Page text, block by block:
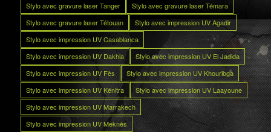
Stylo avec gravure laser Tanger
Stylo avec gravure laser Témara
Stylo avec gravure laser Tétouan
Stylo avec impression UV Agadir
Stylo avec impression UV Casablanca
Stylo avec impression UV Dakhla
Stylo avec impression UV El Jadida
Stylo avec impression UV Fès
Stylo avec impression UV Khouribga
Stylo avec impression UV Kénitra
Stylo avec impression UV Laayoune
Stylo avec impression UV Marrakech
Stylo avec impression UV Meknès